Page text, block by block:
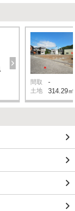
間取 -
土地 314.29㎡